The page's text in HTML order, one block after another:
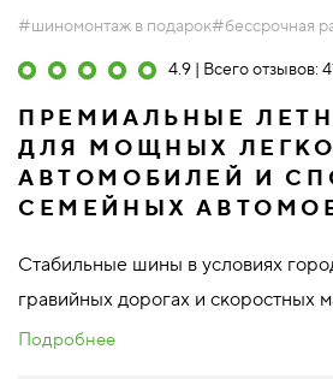
#шиномонтаж в подарок#бессрочная
4.9 | Всего отзывов:
ПРЕМИАЛЬНЫЕ
ДЛЯ МОЩНЫХ
АВТОМОБИЛЕЙ И
СЕМЕЙНЫХ
Стабильные шины в условиях
гравийных дорогах и скоростных
Подробнее